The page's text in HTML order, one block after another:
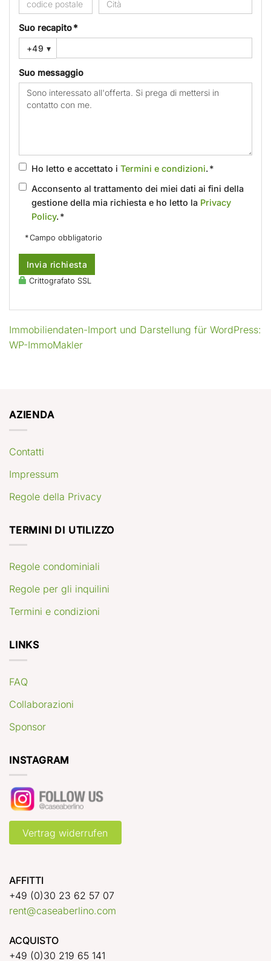
Suo recapito *
+49 ▾
Suo messaggio
Ho letto e accettato i Termini e condizioni. *
Acconsento al trattamento dei miei dati ai fini della
gestione della mia richiesta e ho letto la Privacy
Policy. *
* Campo obbligatorio
Invia richiesta
Crittografato SSL
Immobiliendaten-Import und Darstellung für WordPress:
WP-ImmoMakler
AZIENDA
Contatti
Impressum
Regole della Privacy
TERMINI DI UTILIZZO
Regole condominiali
Regole per gli inquilini
Termini e condizioni
LINKS
FAQ
Collaborazioni
Sponsor
INSTAGRAM
Vertrag widerrufen
AFFITTI
+49 (0)30 23 62 57 07
rent@caseaberlino.com
ACQUISTO
+49 (0)30 219 65 141